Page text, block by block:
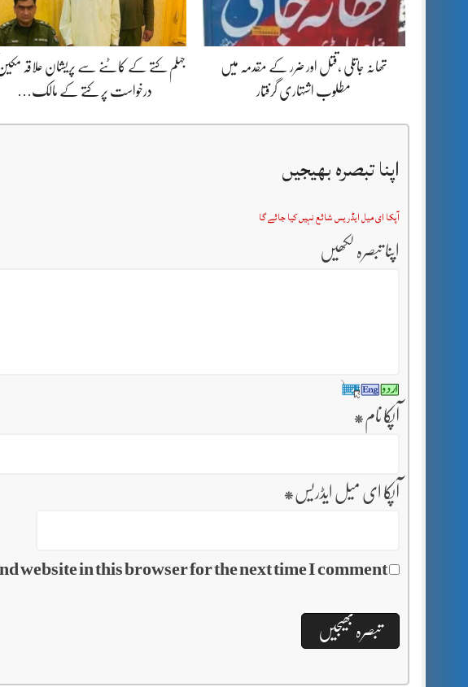
تھانہ جاتلی ،قتل اور ضرر کے مقدمہ میں
مطلوب اشتہاری گرفتار
جہلم کتے کے کاٹنے سے پریشان علاقہ
درخواست پر کتے کے مالک…
اپنا تبصرہ بھیجیں
آپکا ای میل ایڈریس شائع نہیں کیا جائے گا
اپنا تبصرہ لکھیں
آپکا نام *
آپکا ای میل ایڈریس *
website in this browser for the next time I comment.